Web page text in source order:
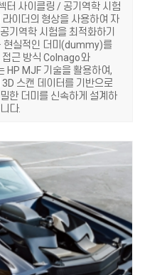
터 사이클링 / 공기역학 시험
이더의 형상을 사용하여 자
기역학 시험을 최적화하기
현실적인 더미(dummy)를
접근 방식 Colnago와
HP MJF 기술을 활용하여,
스캔 데이터를 기반으로
한 더미를 신속하게 설계하
다.